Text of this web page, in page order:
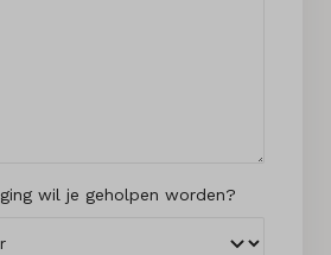
wil je geholpen worden?